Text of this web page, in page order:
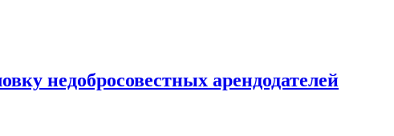
недобросовестных арендодателей